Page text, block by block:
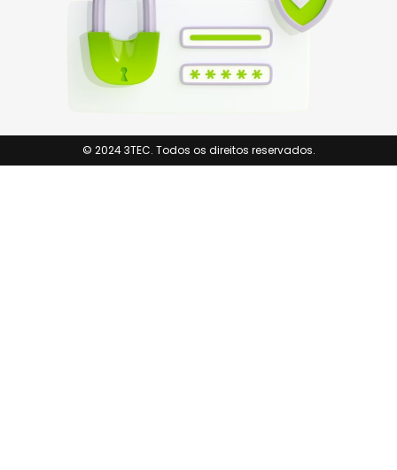
© 2024 3TEC. Todos os direitos reservados.